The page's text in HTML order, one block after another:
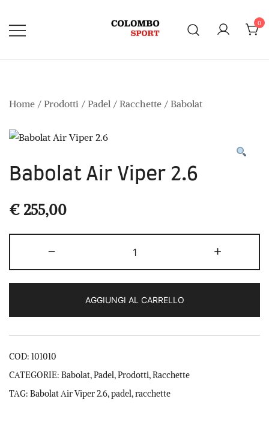
contenuto
0
Home / Prodotti / Padel / Racchette / Babolat
Babolat Air Viper 2.6
€ 255,00
-
Air
Viper
quantità
+
AGGIUNGI AL CARRELLO
COD: 101010
CATEGORIE: Babolat,Padel,Prodotti,Racchette
TAG: Babolat Air Viper 2.6,padel,racchette